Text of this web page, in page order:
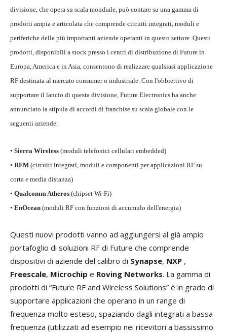
divisione, che opera su scala mondiale, può contare su una gamma di
prodotti ampia e articolata che comprende circuiti integrati, moduli e
periferiche delle più importanti aziende operanti in questo settore. Questi
prodotti, disponibili a stock presso i centri di distribuzione di Future in
Europa, America e in Asia, consentono di realizzare qualsiasi applicazione
RF destinata al mercato consumer o industriale. Con l'obbiettivo di
supportare il lancio di questa divisione, Future Electronics ha anche
annunciato la stipula di accordi di franchise su scala globale con le
seguenti aziende:
• Sierra Wireless (moduli telefonici cellulari embedded)
• RFM (circuiti integrati, moduli e componenti per applicazioni RF su
corta e media distanza)
• Qualcomm Atheros (chipset Wi-Fi)
• EnOcean (moduli RF con funzioni di accumulo dell'energia)
Questi nuovi prodotti vanno ad aggiungersi al già ampio
portafoglio di soluzioni RF di Future che comprende
dispositivi di aziende del calibro di Synapse, NXP ,
Freescale, Microchip e Roving Networks. La gamma di
prodotti di “Future RF and Wireless Solutions” è in grado di
supportare applicazioni che operano in un range di
frequenza molto esteso, spaziando dagli integrati a bassa
frequenza (utilizzati ad esempio nei ricevitori a bassissimo